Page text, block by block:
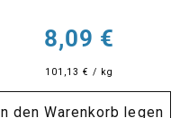
Normaler
Preis
8,09 €
101,13 € / kg
In den Warenkorb legen